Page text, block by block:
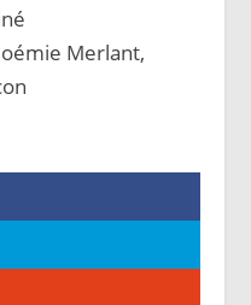
Merlant,